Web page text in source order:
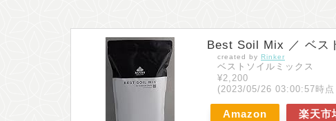
Best Soil Mix ／ ベス
created by Rinker
ベストソイルミックス
¥2,200
(2023/05/26 03:00:57時
Amazon 楽天市